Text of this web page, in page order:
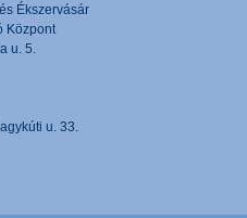
Ékszervásár
Központ
u. 5.
u. 33.